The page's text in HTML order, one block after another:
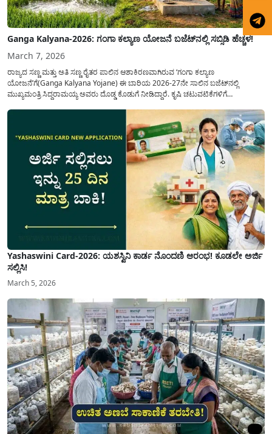
Ganga Kalyana-2026: ಗಂಗಾ ಕಲ್ಯಾಣ ಯೋಜನೆ ಬಜೆಟ್‌ನಲ್ಲಿ ಸಬ್ಸಿಡಿ ಹೆಚ್ಚಳ!
March 7, 2026
ರಾಜ್ಯದ ಸಣ್ಣ ಮತ್ತು ಅತಿ ಸಣ್ಣ ರೈತರ ಪಾಲಿನ ಆಶಾಕಿರಣವಾಗಿರುವ ‘ಗಂಗಾ ಕಲ್ಯಾಣ
ಯೋಜನೆ’ಗೆ(Ganga Kalyana Yojane) ಈ ಬಾರಿಯ 2026-27ನೇ ಸಾಲಿನ ಬಜೆಟ್‌ನಲ್ಲಿ
ಮುಖ್ಯಮಂತ್ರಿ ಸಿದ್ದರಾಮಯ್ಯ ಅವರು ದೊಡ್ಡ ಕೊಡುಗೆ ನೀಡಿದ್ದಾರೆ. ಕೃಷಿ ಚಟುವಟಿಕೆಗಳಿಗೆ
ಸಮುದಾಯದ ಮುಖದಲ್ಲಿ ಮಂದಹಾಸ ಮೂಡಿಸಿದ್ದಾರೆ. ವಿಶೇಷವಾಗಿ...
Yashaswini Card-2026: ಯಶಸ್ವಿನಿ ಕಾರ್ಡ ನೊಂದಣಿ ಆರಂಭ! ಕೂಡಲೇ ಅರ್ಜಿ
ಸಲ್ಲಿಸಿ!
March 5, 2026